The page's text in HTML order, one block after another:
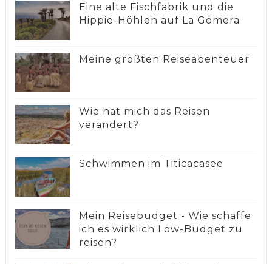
Eine alte Fischfabrik und die
Hippie-Höhlen auf La Gomera
Meine größten Reiseabenteuer
Wie hat mich das Reisen
verändert?
Schwimmen im Titicacasee
Mein Reisebudget - Wie schaffe
ich es wirklich Low-Budget zu
reisen?